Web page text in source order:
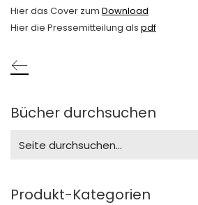
Hier das Cover zum Download
Hier die Pressemitteilung als pdf
Bücher durchsuchen
for:
Produkt-Kategorien